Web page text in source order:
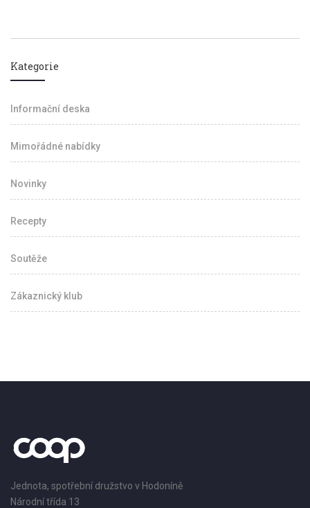
Kategorie
Informační deska
Mimořádné nabídky
Novinky
Recepty
Soutěže
Zákaznický klub
Jednota, spotřební družstvo v Hodoníně
Národní třída 13